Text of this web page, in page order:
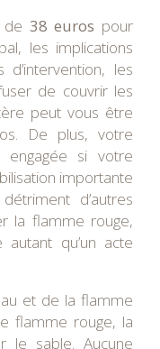
de 38 euros pour
les implications
les
de couvrir les
peut vous être
De plus, votre
engagée si votre
importante
d’autres
la flamme rouge,
qu’un acte
et de la flamme
flamme rouge, la
le sable. Aucune